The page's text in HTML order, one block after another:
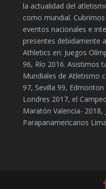
la actualidad del
como mundial.
eventos nacionales e
presentes debidamente
Athletics en: Juegos
96, Río 2016. Asistimos
Mundiales de Atletismo
97, Sevilla 99,
Londres 2017, el
Maratón Valencia- 2018,
Parapanamericanos